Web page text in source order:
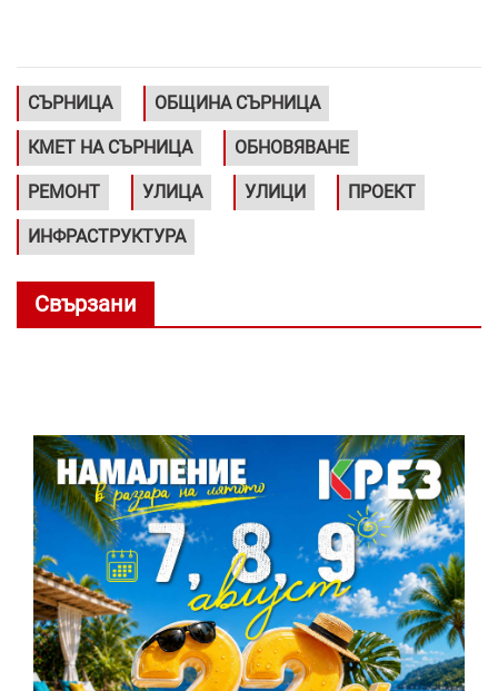
СЪРНИЦА ОБЩИНА СЪРНИЦА
КМЕТ НА СЪРНИЦА ОБНОВЯВАНЕ
РЕМОНТ УЛИЦА УЛИЦИ ПРОЕКТ
ИНФРАСТРУКТУРА
Свързани